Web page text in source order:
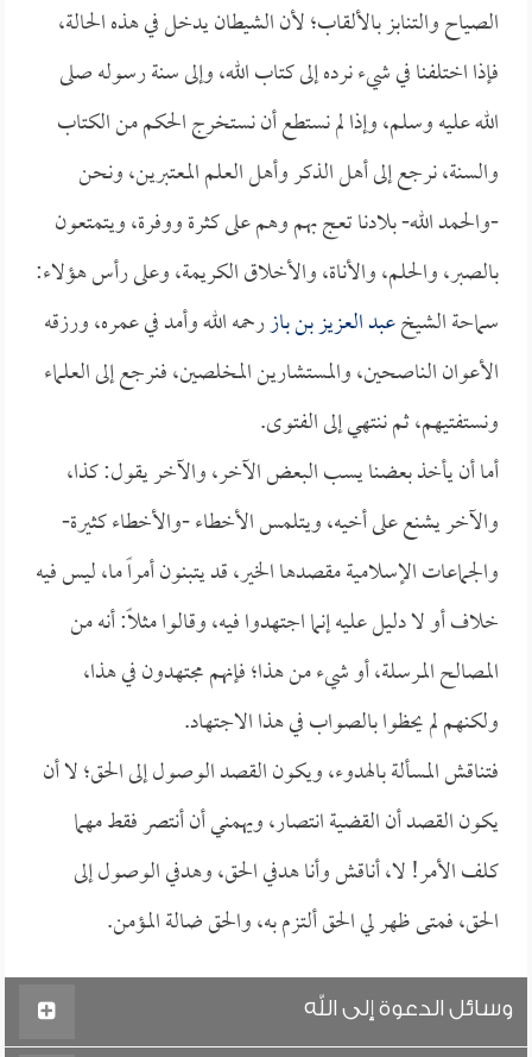
الصياح والتنابز بالألقاب؛ لأن الشيطان يدخل في هذه الحالة،
فإذا اختلفنا في شيء نرده إلى كتاب الله، وإلى سنة رسوله صلى
الله عليه وسلم، وإذا لم نستطع أن نستخرج الحكم من الكتاب
والسنة، نرجع إلى أهل الذكر وأهل العلم المعتبرين، ونحن
-والحمد الله- بلادنا تعج بهم وهم على كثرة ووفرة، ويتمتعون
بالصبر، والحلم، والأناة، والأخلاق الكريمة، وعلى رأس هؤلاء:
سماحة الشيخعبد العزيز بن بازرحمه الله وأمد في عمره، ورزقه
الأعوان الناصحين، والمستشارين المخلصين، فنرجع إلى العلماء
ونستفتيهم، ثم ننتهي إلى الفتوى.
أما أن يأخذ بعضنا يسب البعض الآخر، والآخر يقول: كذا،
والآخر يشنع على أخيه، ويتلمس الأخطاء -والأخطاء كثيرة-
والجماعات الإسلامية مقصدها الخير، قد يتبنون أمراً ما، ليس فيه
خلاف أو لا دليل عليه إنما اجتهدوا فيه، وقالوا مثلاً: أنه من
المصالح المرسلة، أو شيء من هذا؛ فإنهم مجتهدون في هذا،
ولكنهم لم يحظوا بالصواب في هذا الاجتهاد.
فتناقش المسألة بالهدوء، ويكون القصد الوصول إلى الحق؛ لا أن
يكون القصد أن القضية انتصار، ويهمني أن أنتصر فقط مهما
كلف الأمر! لا، أناقش وأنا هدفي الحق، وهدفي الوصول إلى
الحق، فمتى ظهر لي الحق ألتزم به، والحق ضالة المؤمن.
وسائل الدعوة إلى الله